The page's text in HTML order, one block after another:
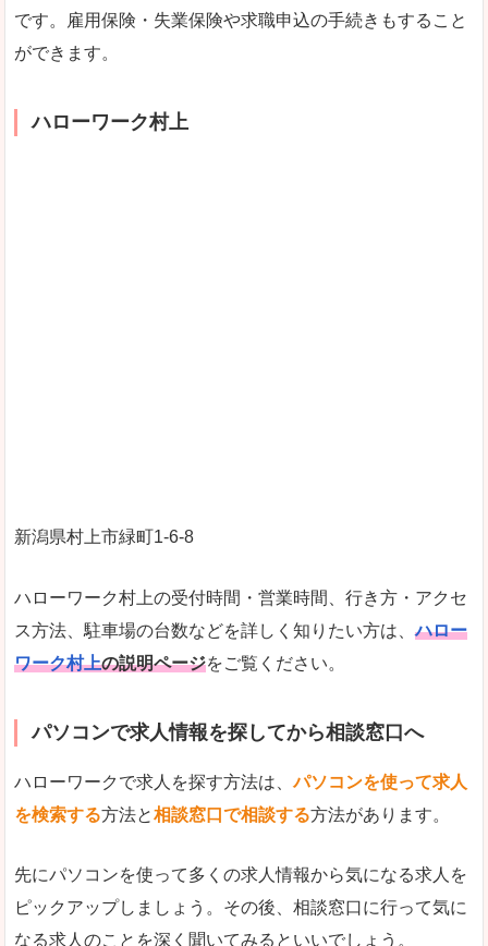
です。雇用保険・失業保険や求職申込の手続きもすること
ができます。
ハローワーク村上
新潟県村上市緑町1‐6‐8
ハローワーク村上の受付時間・営業時間、行き方・アクセ
ス方法、駐車場の台数などを詳しく知りたい方は、ハロー
ワーク村上の説明ページをご覧ください。
パソコンで求人情報を探してから相談窓口へ
ハローワークで求人を探す方法は、パソコンを使って求人
を検索する方法と相談窓口で相談する方法があります。
先にパソコンを使って多くの求人情報から気になる求人を
ピックアップしましょう。その後、相談窓口に行って気に
なる求人のことを深く聞いてみるといいでしょう。